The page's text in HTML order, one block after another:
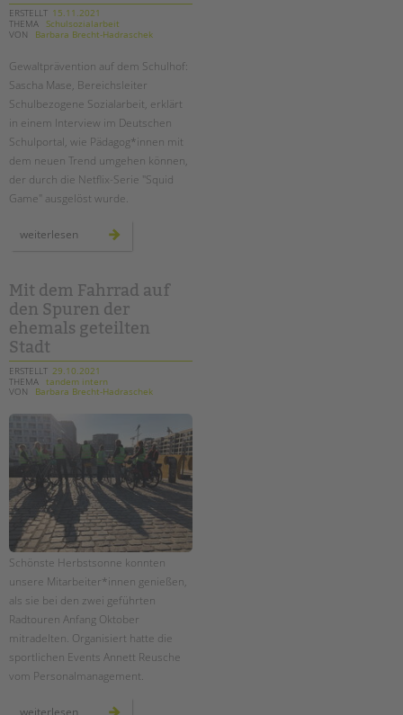
unkuerzbar
Briefe an Kai
PRESSE
Magazin
KONTAKT
Impressum
Datenschutz
Intranet
ERSTELLT 15.11.2021
THEMA Schulsozialarbeit
VON
Barbara Brecht-Hadraschek
Gewaltprävention auf dem Schulhof:
Sascha Mase, Bereichsleiter
Schulbezogene Sozialarbeit, erklärt
in einem Interview im Deutschen
Schulportal, wie Pädagog*innen mit
dem neuen Trend umgehen können,
der durch die Netflix-Serie "Squid
Game" ausgelöst wurde.
weiterlesen gewaltprävention:
game"
auf
dem
schulhof?
Mit dem Fahrrad auf
den Spuren der
ehemals geteilten
Stadt
ERSTELLT 29.10.2021
THEMA tandem intern
VON
Barbara Brecht-Hadraschek
Schönste Herbstsonne konnten
unsere Mitarbeiter*innen genießen,
als sie bei den zwei geführten
Radtouren Anfang Oktober
mitradelten. Organisiert hatte die
sportlichen Events Annett Reusche
vom Personalmanagement.
weiterlesen